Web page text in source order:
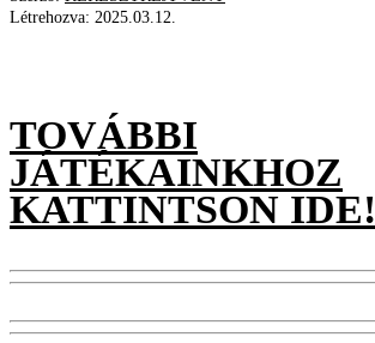
Létrehozva: 2025.03.12.
TOVÁBBI
JÁTÉKAINKHOZ
KATTINTSON IDE!